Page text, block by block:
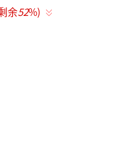
余52%)